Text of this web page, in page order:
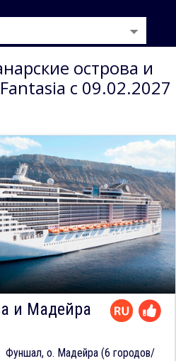
острова и
с 09.02.2027
и Мадейра
Фуншал, о. Мадейра (6 городов/